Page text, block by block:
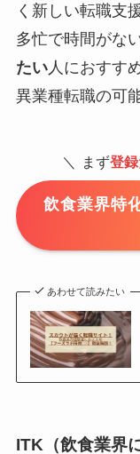
く新しい転職支
多忙で時間がな
たい人におすす
異業種転職の可
＼ まず登
飲食業界特
あわせて読みたい
ITK（飲食業界